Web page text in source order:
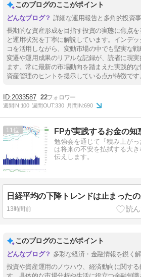
このブログのここがポイント
詳細な運用報告と多角的投資
長期的な資産形成を目指す投資の実態に焦点
と運用状況を丁寧に解説しています。インデ
コを活用しながら、変動市場の中でも堅実な
変遷や運用成果のリアルな記録が、読者に現
ます。常に最新の市場動向を踏まえた実践的
資産管理のヒントを提示している点が特徴です
2033587 22
週間IN:100 週間OUT:330 月間IN:690
11 FPが実践するお金の知
勉強会を通じて『積み上が
は将来の不安を払拭する大
伝えします。
日
13時間前
このブログのここがポイント
多彩な経済・金融情報を鋭く
投資や資産運用のノウハウ、経済動向に関す